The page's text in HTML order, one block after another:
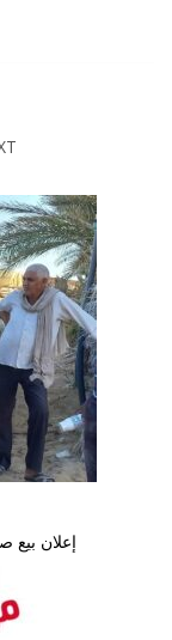
إعلان بيع